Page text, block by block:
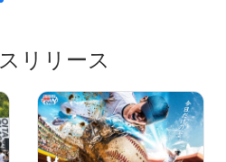
リリース